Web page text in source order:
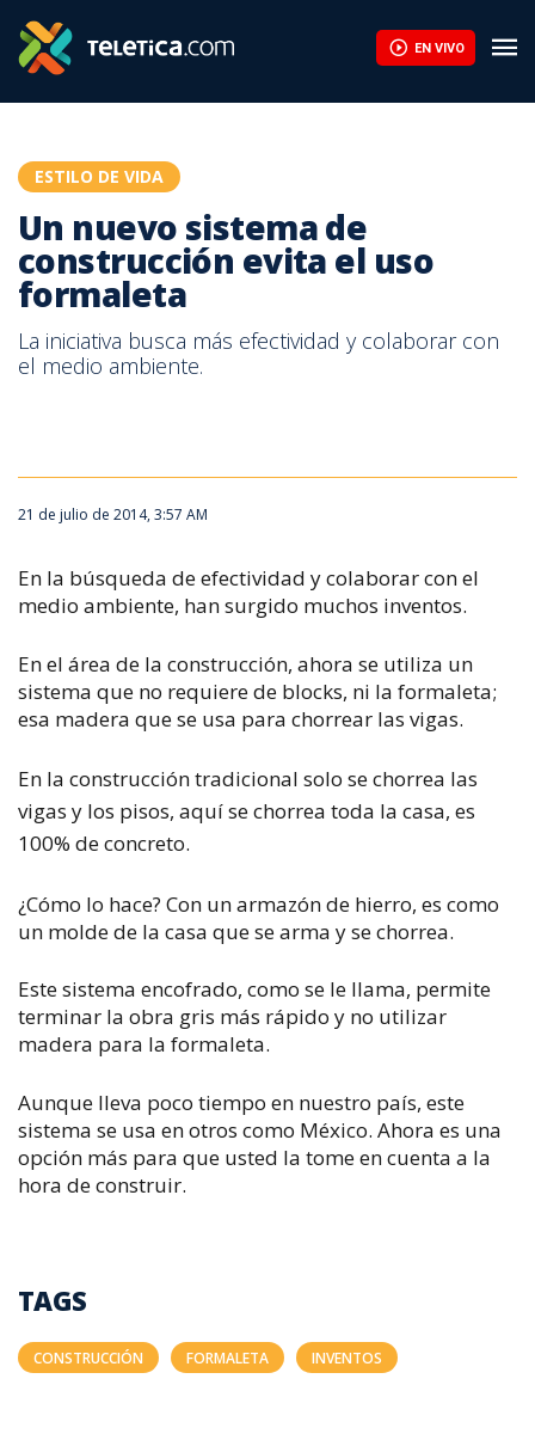
EN VIVO
ESTILO DE VIDA
Un nuevo sistema de
construcción evita el uso
formaleta
La iniciativa busca más efectividad y colaborar con
el medio ambiente.
21 de julio de 2014, 3:57 AM
En la búsqueda de efectividad y colaborar con el
medio ambiente, han surgido muchos inventos.
En el área de la construcción, ahora se utiliza un
sistema que no requiere de blocks, ni la formaleta;
esa madera que se usa para chorrear las vigas.
En la construcción tradicional solo se chorrea las
vigas y los pisos, aquí se chorrea toda la casa, es
100% de concreto.
¿Cómo lo hace? Con un armazón de hierro, es como
un molde de la casa que se arma y se chorrea.
Este sistema encofrado, como se le llama, permite
terminar la obra gris más rápido y no utilizar
madera para la formaleta.
Aunque lleva poco tiempo en nuestro país, este
sistema se usa en otros como México. Ahora es una
opción más para que usted la tome en cuenta a la
hora de construir.
TAGS
CONSTRUCCIÓN FORMALETA INVENTOS